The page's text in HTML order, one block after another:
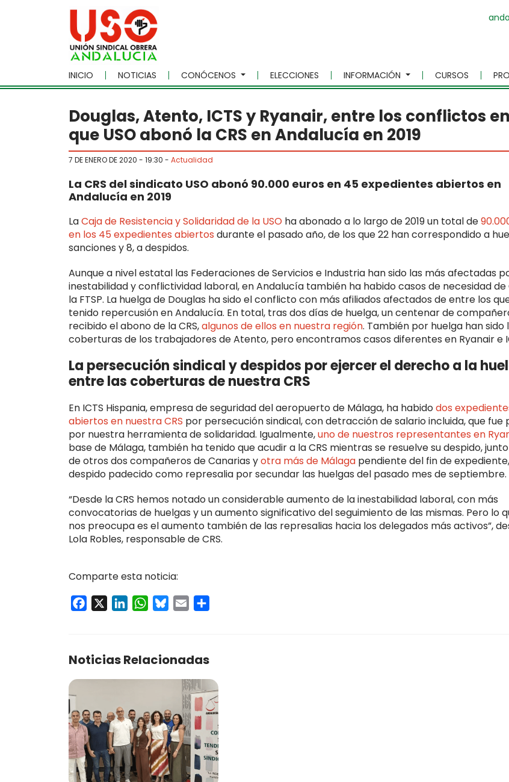
Skip to main content
INICIO NOTICIAS CONÓCENOS ELECCIONES INFORMACIÓN CURSOS
Douglas, Atento, ICTS y Ryanair, entre los conflictos
que USO abonó la CRS en Andalucía en 2019
7 DE ENERO DE 2020 - 19:30 - Actualidad
La CRS del sindicato USO abonó 90.000 euros en 45 expedientes abiertos en
Andalucía en 2019
LaCaja de Resistencia y Solidaridad de la USO ha abonado a lo largo de 2019 un total de
en los 45 expedientes abiertos durante el pasado año, de los que 22 han correspondido a
sanciones y 8, a despidos.
Aunque a nivel estatal las Federaciones de Servicios e Industria han sido las más afectadas
inestabilidad y conflictividad laboral, en Andalucía también ha habido casos de necesidad de
la FTSP. La huelga de Douglas ha sido el conflicto con más afiliados afectados de entre los
tenido repercusión en Andalucía. En total, tras dos días de huelga, un centenar de
recibido el abono de la CRS,algunos de ellos en nuestra región. También por huelga han sido
coberturas de los trabajadores de Atento, pero encontramos casos diferentes en Ryanair e
La persecución sindical y despidos por ejercer el derecho a la
entre las coberturas de nuestra CRS
En ICTS Hispania, empresa de seguridad del aeropuerto de Málaga, ha habidodos
abiertos en nuestra CRS por persecución sindical, con detracción de salario incluida, que fue
por nuestra herramienta de solidaridad. Igualmente,uno de nuestros representantes en
base de Málaga, también ha tenido que acudir a la CRS mientras se resuelve su despido,
de otros dos compañeros de Canarias yotra más de Málaga pendiente del fin de
despido padecido como represalia por secundar las huelgas del pasado mes de septiembre.
“Desde la CRS hemos notado un considerable aumento de la inestabilidad laboral, con más
convocatorias de huelgas y un aumento significativo del seguimiento de las mismas. Pero lo
nos preocupa es el aumento también de las represalias hacia los delegados más activos”,
Lola Robles, responsable de CRS.
Comparte esta noticia:
Facebook LinkedInWhatsApp
Bluesky
Email
Noticias Relacionadas